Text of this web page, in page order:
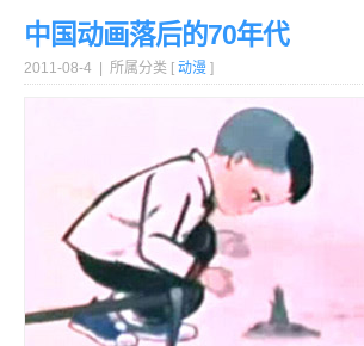
中国动画落后的70年代
2011-08-4 | 所属分类 [ 动漫 ]